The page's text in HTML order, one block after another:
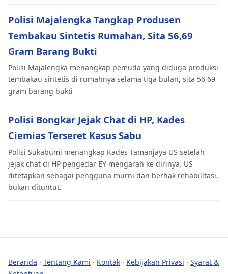
Polisi Majalengka Tangkap Produsen
Tembakau Sintetis Rumahan, Sita 56,69
Gram Barang Bukti
Polisi Majalengka menangkap pemuda yang diduga produksi
tembakau sintetis di rumahnya selama tiga bulan, sita 56,69
gram barang bukti
Polisi Bongkar Jejak Chat di HP, Kades
Ciemias Terseret Kasus Sabu
Polisi Sukabumi menangkap Kades Tamanjaya US setelah
jejak chat di HP pengedar EY mengarah ke dirinya. US
ditetapkan sebagai pengguna murni dan berhak rehabilitasi,
bukan dituntut.
Beranda · Tentang Kami · Kontak · Kebijakan Privasi · Syarat &